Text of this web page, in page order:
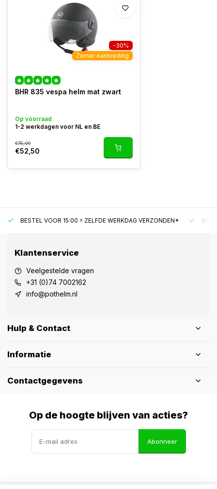
-30%
Zomer Aanbieding
BHR 835 vespa helm mat zwart
Op voorraad
1-2 werkdagen voor NL en BE
€75,00
€52,50
BESTEL VOOR 15:00 = ZELFDE WERKDAG VERZONDEN*
Klantenservice
Veelgestelde vragen
+31 (0)74 7002162
info@pothelm.nl
Hulp & Contact
Informatie
Contactgegevens
Op de hoogte blijven van acties?
Abonneer